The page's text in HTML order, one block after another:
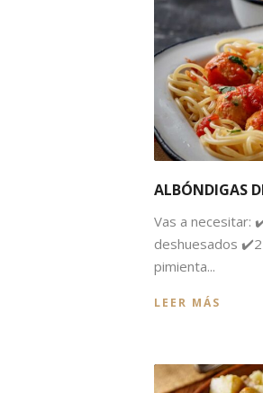
ALBÓNDIGAS
Vas a necesitar:
deshuesados
pimienta...
LEER MÁS